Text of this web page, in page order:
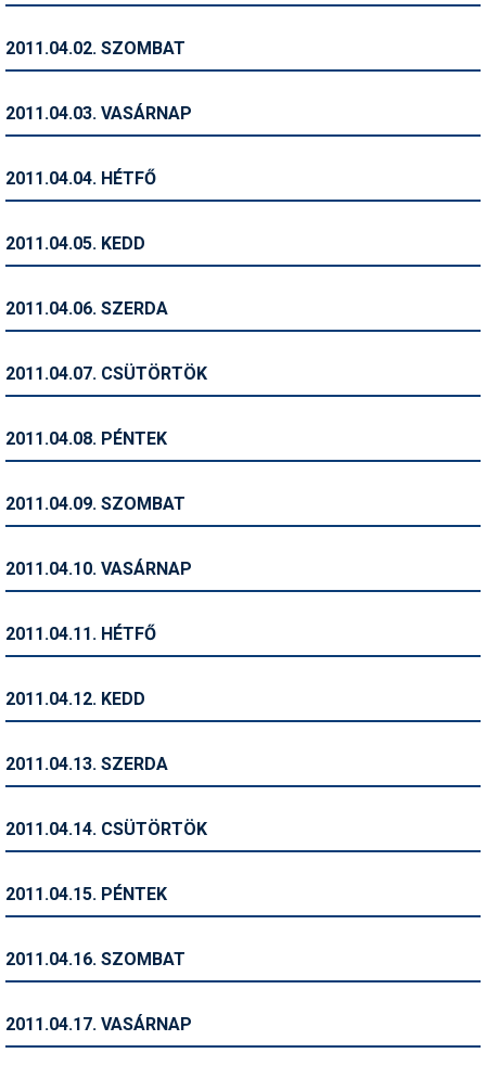
Ingatlan
Kerékpár
Magazinok
Pályázatok
Síbérletárak
Sífelszerelés
Símánia
Síszerviz
2011.04.02. SZOMBAT
2011.04.03. VASÁRNAP
2011.04.04. HÉTFŐ
2011.04.05. KEDD
2011.04.06. SZERDA
2011.04.07. CSÜTÖRTÖK
2011.04.08. PÉNTEK
2011.04.09. SZOMBAT
2011.04.10. VASÁRNAP
2011.04.11. HÉTFŐ
2011.04.12. KEDD
2011.04.13. SZERDA
2011.04.14. CSÜTÖRTÖK
2011.04.15. PÉNTEK
2011.04.16. SZOMBAT
2011.04.17. VASÁRNAP